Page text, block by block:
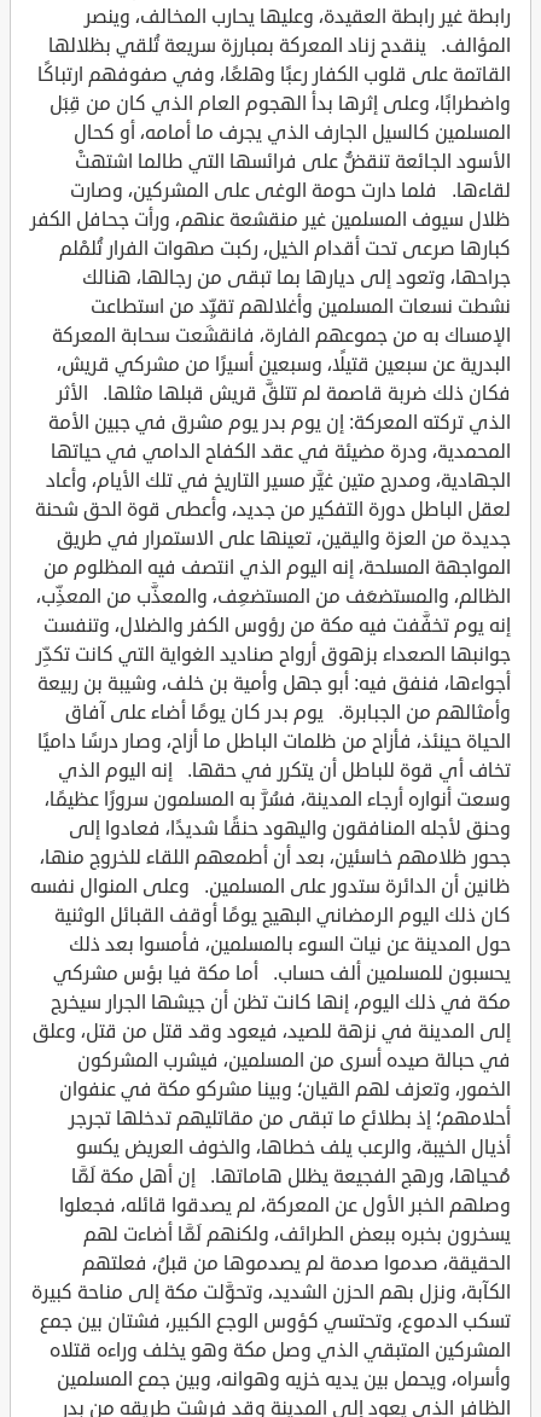
رابطة غير رابطة العقيدة، وعليها يحارب المخالف، وينصر
المؤالف. ينقدح زناد المعركة بمبارزة سريعة تُلقي بظلالها
القاتمة على قلوب الكفار رعبًا وهلعًا، وفي صفوفهم ارتباكًا
واضطرابًا، وعلى إثرها بدأ الهجوم العام الذي كان من قِبَل
المسلمين كالسيل الجارف الذي يجرف ما أمامه، أو كحال
الأسود الجائعة تنقضُّ على فرائسها التي طالما اشتهتْ
لقاءها. فلما دارت حومة الوغى على المشركين، وصارت
ظلال سيوف المسلمين غير منقشعة عنهم، ورأت جحافل الكفر
كبارها صرعى تحت أقدام الخيل، ركبت صهوات الفرار تُلمْلم
جراحها، وتعود إلى ديارها بما تبقى من رجالها، هنالك
نشطت نسعات المسلمين وأغلالهم تقيِّد من استطاعت
الإمساك به من جموعهم الفارة، فانقشَعت سحابة المعركة
البدرية عن سبعين قتيلًا، وسبعين أسيرًا من مشركي قريش،
فكان ذلك ضربة قاصمة لم تتلقَّ قريش قبلها مثلها. الأثر
الذي تركته المعركة: إن يوم بدر يوم مشرق في جبين الأمة
المحمدية، ودرة مضيئة في عقد الكفاح الدامي في حياتها
الجهادية، ومدرج متين غيَّر مسير التاريخ في تلك الأيام، وأعاد
لعقل الباطل دورة التفكير من جديد، وأعطى قوة الحق شحنة
جديدة من العزة واليقين، تعينها على الاستمرار في طريق
المواجهة المسلحة، إنه اليوم الذي انتصف فيه المظلوم من
الظالم، والمستضعَف من المستضعِف، والمعذَّب من المعذِّب،
إنه يوم تخفَّفت فيه مكة من رؤوس الكفر والضلال، وتنفست
جوانبها الصعداء بزهوق أرواح صناديد الغواية التي كانت تكدِّر
أجواءها، فنفق فيه: أبو جهل وأمية بن خلف، وشيبة بن ربيعة
وأمثالهم من الجبابرة. يوم بدر كان يومًا أضاء على آفاق
الحياة حينئذ، فأزاح من ظلمات الباطل ما أزاح، وصار درسًا داميًا
تخاف أي قوة للباطل أن يتكرر في حقها. إنه اليوم الذي
وسعت أنواره أرجاء المدينة، فسُرَّ به المسلمون سرورًا عظيمًا،
وحنق لأجله المنافقون واليهود حنقًا شديدًا، فعادوا إلى
جحور ظلامهم خاسئين، بعد أن أطمعهم اللقاء للخروج منها،
ظانين أن الدائرة ستدور على المسلمين. وعلى المنوال نفسه
كان ذلك اليوم الرمضاني البهيج يومًا أوقف القبائل الوثنية
حول المدينة عن نيات السوء بالمسلمين، فأمسوا بعد ذلك
يحسبون للمسلمين ألف حساب. أما مكة فيا بؤس مشركي
مكة في ذلك اليوم، إنها كانت تظن أن جيشها الجرار سيخرج
إلى المدينة في نزهة للصيد، فيعود وقد قتل من قتل، وعلق
في حبالة صيده أسرى من المسلمين، فيشرب المشركون
الخمور، وتعزف لهم القيان؛ وبينا مشركو مكة في عنفوان
أحلامهم؛ إذ بطلائع ما تبقى من مقاتليهم تدخلها تجرجر
أذيال الخيبة، والرعب يلف خطاها، والخوف العريض يكسو
مُحياها، ورهج الفجيعة يظلل هاماتها. إن أهل مكة لَمَّا
وصلهم الخبر الأول عن المعركة، لم يصدقوا قائله، فجعلوا
يسخرون بخبره ببعض الطرائف، ولكنهم لَمَّا أضاءت لهم
الحقيقة، صدموا صدمة لم يصدموها من قبلُ، فعلتهم
الكآبة، ونزل بهم الحزن الشديد، وتحوَّلت مكة إلى مناحة كبيرة
تسكب الدموع، وتحتسي كؤوس الوجع الكبير، فشتان بين جمع
المشركين المتبقي الذي وصل مكة وهو يخلف وراءه قتلاه
وأسراه، ويحمل بين يديه خزيه وهوانه، وبين جمع المسلمين
الظافر الذي يعود إلى المدينة وقد فرشت طريقه من بدر